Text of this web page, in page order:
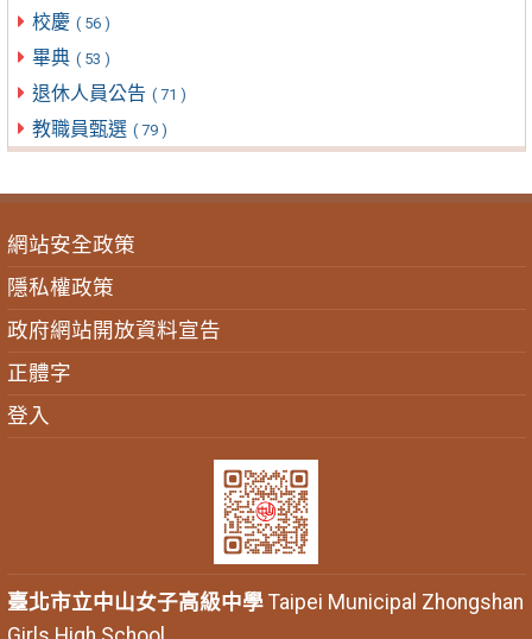
校慶 ( 56 )
畢典 ( 53 )
退休人員公告 ( 71 )
教職員甄選 ( 79 )
網站安全政策
隱私權政策
政府網站開放資料宣告
正體字
登入
臺北市立中山女子高級中學Taipei Municipal Zhongshan